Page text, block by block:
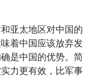
亚太地区对中国的
着中国应该放弃发
是中国的优势。简
力更有效，比军事